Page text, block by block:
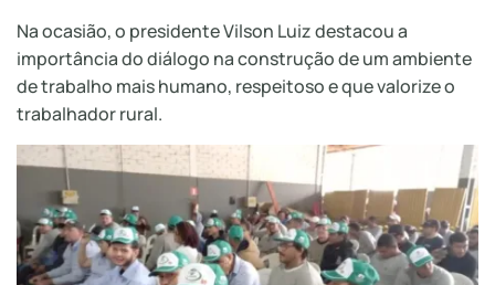
Na ocasião, o presidente Vilson Luiz destacou a
importância do diálogo na construção de um ambiente
de trabalho mais humano, respeitoso e que valorize o
trabalhador rural.